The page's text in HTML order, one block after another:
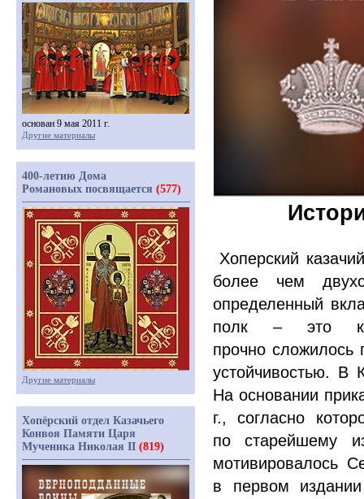
Хоперский
более чем
определенный
полк – это
прочно сложилось
устойчивостью. В
На основании
г., согласно
по старейшему
мотивировалось
в первом
основан 9 мая 2011 г.
Другие материалы
400-летию Дома
Романовых посвящается (577)
Другие материалы
Хопёрский отдел Казачьего
Конвоя Памяти Царя
Мученика Николая II (819)